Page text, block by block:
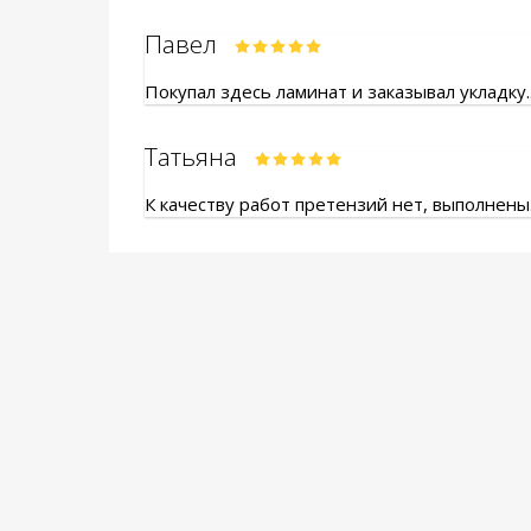
Павел
Покупал здесь ламинат и заказывал
Татьяна
К качеству работ претензий нет,